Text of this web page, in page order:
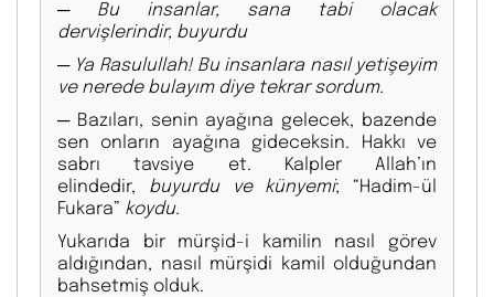
─ Bu insanlar, sana tabi olacak
dervişlerindir, buyurdu
─ Ya Rasulullah! Bu insanlara nasıl yetişeyim
ve nerede bulayım diye tekrar sordum.
─ Bazıları, senin ayağına gelecek, bazende
sen onların ayağına gideceksin. Hakkı ve
sabrı tavsiye et. Kalpler Allah’ın
elindedir, buyurdu ve künyemi; “Hadim-ül
Fukara” koydu.
Yukarıda bir mürşid-i kamilin nasıl görev
aldığından, nasıl mürşidi kamil olduğundan
bahsetmiş olduk.